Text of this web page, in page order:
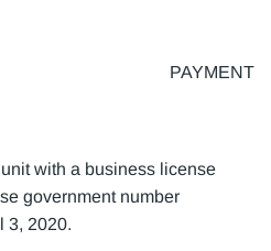
PAYMENT
with a business license
government number
3, 2020.